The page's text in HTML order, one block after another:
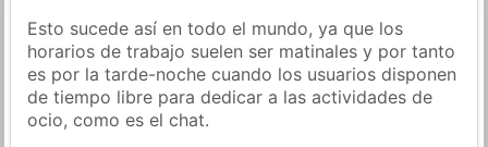
Esto sucede así en todo el mundo, ya que los
horarios de trabajo suelen ser matinales y por tanto
es por la tarde-noche cuando los usuarios disponen
de tiempo libre para dedicar a las actividades de
ocio, como es el chat.